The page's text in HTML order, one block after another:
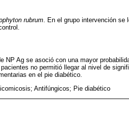
rubrum. En el grupo intervención se
NP Ag se asoció con una mayor
no permitió llegar al nivel de
en el pie diabético.
Antifúngicos; Pie diabético